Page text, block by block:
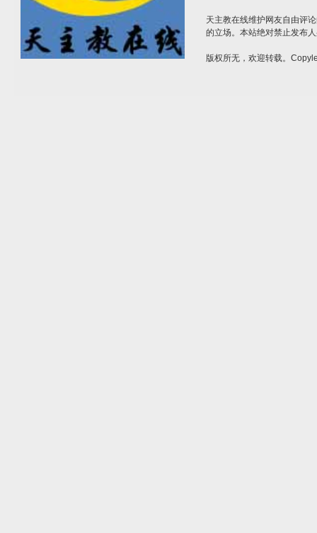
天主教在线维护网友自由评
的立场。本站绝对禁止发布
版权所无，欢迎转载。